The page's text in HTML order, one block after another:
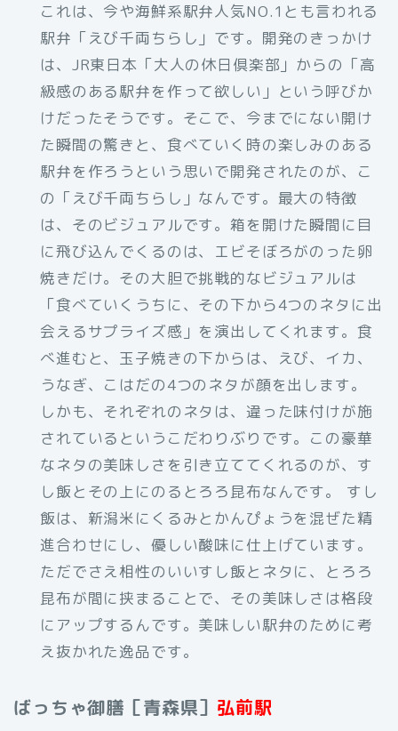
これは、今や海鮮系駅弁人気NO.1とも言われる
駅弁「えび千両ちらし」です。開発のきっかけ
は、JR東日本「大人の休日倶楽部」からの「高
級感のある駅弁を作って欲しい」という呼びか
けだったそうです。そこで、今までにない開け
た瞬間の驚きと、食べていく時の楽しみのある
駅弁を作ろうという思いで開発されたのが、こ
の「えび千両ちらし」なんです。最大の特徴
は、そのビジュアルです。箱を開けた瞬間に目
に飛び込んでくるのは、エビそぼろがのった卵
焼きだけ。その大胆で挑戦的なビジュアルは
「食べていくうちに、その下から4つのネタに出
会えるサプライズ感」を演出してくれます。食
べ進むと、玉子焼きの下からは、えび、イカ、
うなぎ、こはだの4つのネタが顔を出します。
しかも、それぞれのネタは、違った味付けが施
されているというこだわりぶりです。この豪華
なネタの美味しさを引き立ててくれるのが、す
し飯とその上にのるとろろ昆布なんです。 すし
飯は、新潟米にくるみとかんぴょうを混ぜた精
進合わせにし、優しい酸味に仕上げています。
ただでさえ相性のいいすし飯とネタに、とろろ
昆布が間に挟まることで、その美味しさは格段
にアップするんです。美味しい駅弁のために考
え抜かれた逸品です。
ばっちゃ御膳［青森県］ 弘前駅